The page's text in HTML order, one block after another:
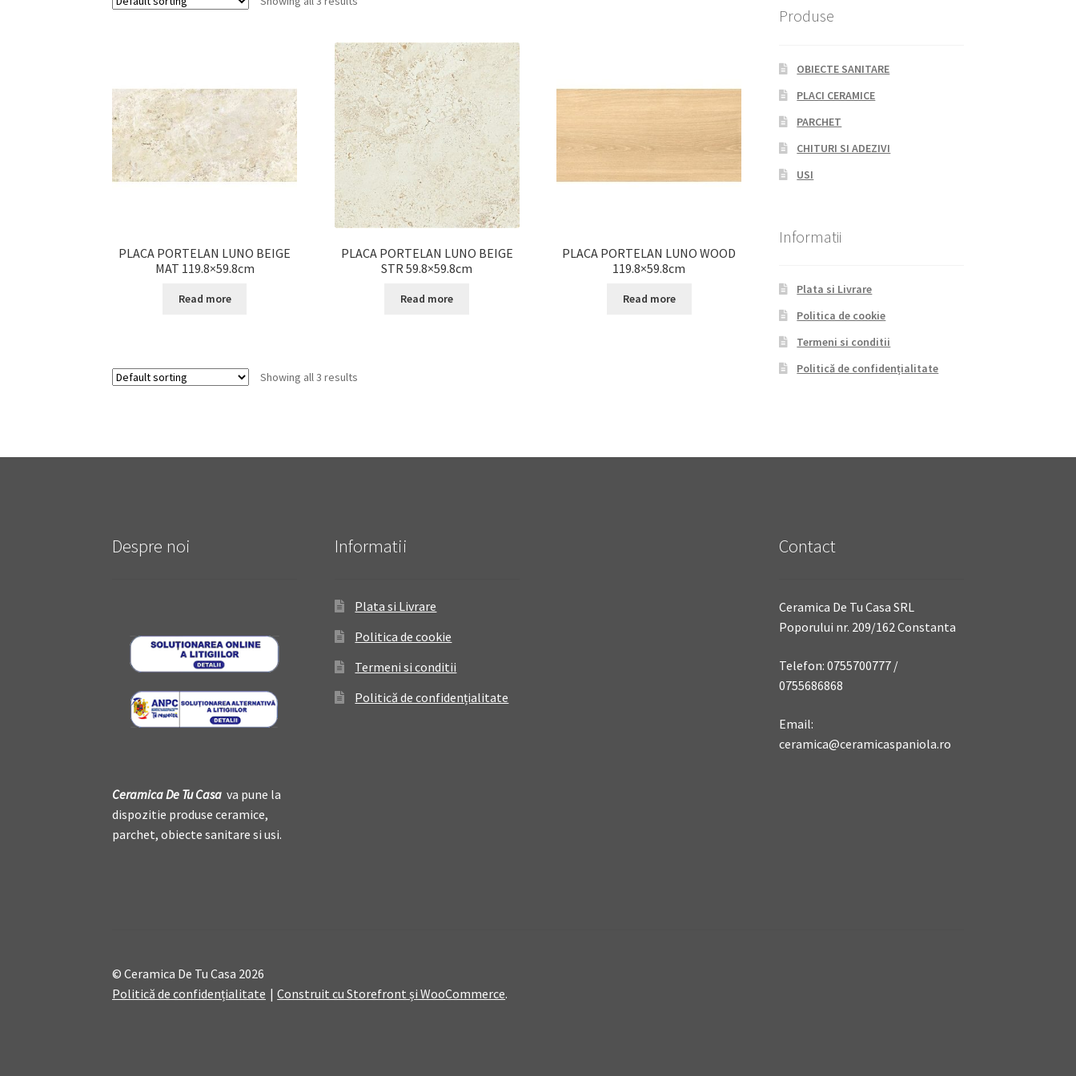
PLACA PORTELAN LUNO BEIGE
MAT 119.8×59.8cm
Read more
PLACA PORTELAN LUNO BEIGE
STR 59.8×59.8cm
Read more
PLACA PORTELAN LUNO WOOD
119.8×59.8cm
Read more
Showing all 3 results
Produse
OBIECTE SANITARE
PLACI CERAMICE
PARCHET
CHITURI SI ADEZIVI
USI
Informatii
Plata si Livrare
Politica de cookie
Termeni si conditii
Politică de confidențialitate
Despre noi
Ceramica De Tu Casa va pune la
dispozitie produse ceramice,
parchet, obiecte sanitare si usi.
Informatii
Plata si Livrare
Politica de cookie
Termeni si conditii
Politică de confidențialitate
Contact
Ceramica De Tu Casa SRL
Poporului nr. 209/162 Constanta
Telefon: 0755700777 /
0755686868
Email:
ceramica@ceramicaspaniola.ro
© Ceramica De Tu Casa 2026
Politică de confidențialitate
Construit cu Storefront și WooCommerce.